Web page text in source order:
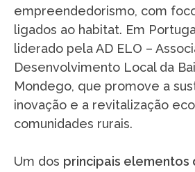
empreendedorismo, com
ligados ao habitat. Em
liderado pela AD ELO –
Desenvolvimento Local da
Mondego, que promove a
inovação e a revitalização
comunidades rurais.
Um dos principais elementos